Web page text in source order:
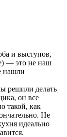
и выступов,
— это не наш
нашли
решили делать
он все
такой, как
Не
идеально